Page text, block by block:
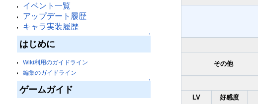
イベント一覧
アップデート履歴
キャラ実装履歴
↑
はじめに
Wiki利用のガイドライン
編集のガイドライン
↑
ゲームガイド
その他
LV
好感度